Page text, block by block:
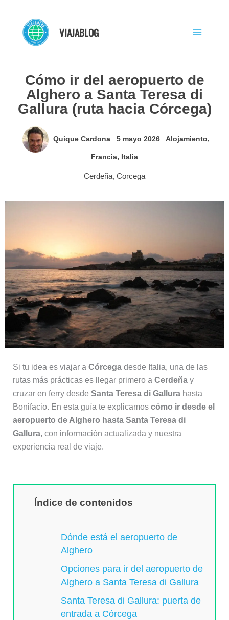
contenido
VIAJABLOG
Cómo ir del aeropuerto de
Alghero a Santa Teresa di
Gallura (ruta hacia Córcega)
Quique Cardona 5 mayo 2026 Alojamiento,
Francia, Italia
Cerdeña, Corcega
Si tu idea es viajar a Córcegadesde Italia, una de las
rutas más prácticas es llegar primero a Cerdeñay
cruzar en ferry desde Santa Teresa di Gallurahasta
Bonifacio. En esta guía te explicamos cómo ir desde el
aeropuerto de Alghero hasta Santa Teresa di
Gallura, con información actualizada y nuestra
experiencia real de viaje.
Índice de contenidos
Dónde está el aeropuerto de
Alghero
Opciones para ir del aeropuerto de
Alghero a Santa Teresa di Gallura
Santa Teresa di Gallura: puerta de
entrada a Córcega